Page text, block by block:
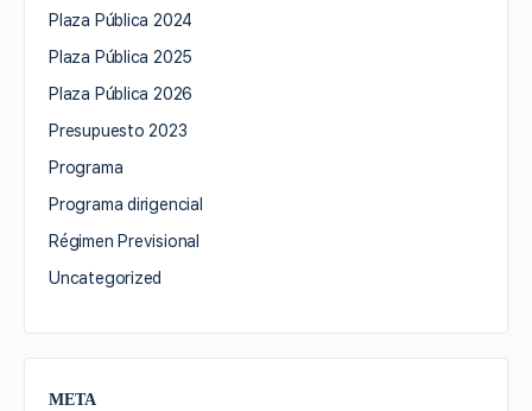
Plaza Pública 2024
Plaza Pública 2025
Plaza Pública 2026
Presupuesto 2023
Programa
Programa dirigencial
Régimen Previsional
Uncategorized
META